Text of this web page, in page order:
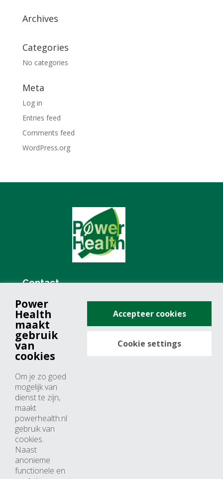
Archives
Categories
No categories
Meta
Log in
Entries feed
Comments feed
WordPress.org
Contact
+31 (0)76 571 19 68
info@powerhealth.nl
Adresse
4817 ZH breda
Nederland
Horaires d’ouvertures
Du lundi au jeudi: 09:00 – 17:00
Vendredi: 09:00 – 15:00
Power
Health
maakt
gebruik
van
cookies
Om je zo goed
mogelijk van
dienst te zijn,
maakt
powerhealth.nl
gebruik van
cookies.
Naast
anonieme
functionele en
Accepteer cookies
Cookie settings